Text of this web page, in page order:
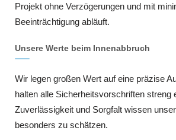
Projekt ohne Verzögerungen und mit
Beeinträchtigung abläuft.
Unsere Werte beim Innenabbruch
Wir legen großen Wert auf eine präzise
halten alle Sicherheitsvorschriften streng
Zuverlässigkeit und Sorgfalt wissen
besonders zu schätzen.